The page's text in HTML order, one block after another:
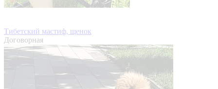
Тибетский мастиф, щенок
Договорная